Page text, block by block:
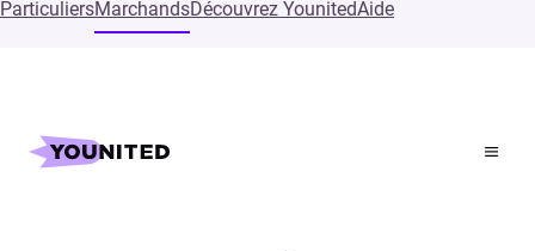
ParticuliersMarchandsDécouvrez YounitedAide
Accueil
Supports